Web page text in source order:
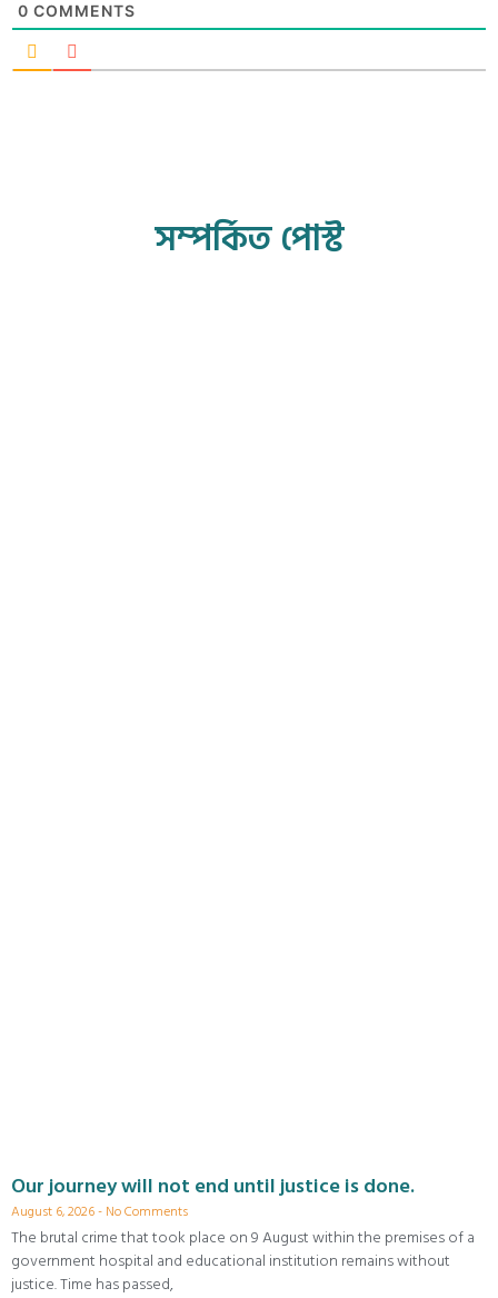
0 COMMENTS
সম্পর্কিত পোস্ট
Our journey will not end until justice is done.
August 6, 2026 No Comments
The brutal crime that took place on 9 August within the premises of a
government hospital and educational institution remains without
justice. Time has passed,